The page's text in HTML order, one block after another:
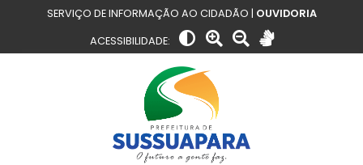
SERVIÇO DE INFORMAÇÃO AO CIDADÃO | OUVIDORIA
ACESSIBILIDADE: